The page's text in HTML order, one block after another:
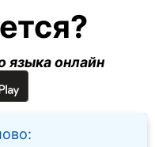
языка онлайн